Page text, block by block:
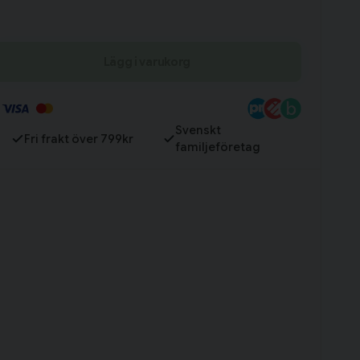
Fri frakt över 799kr
Svenskt
familjeföretag